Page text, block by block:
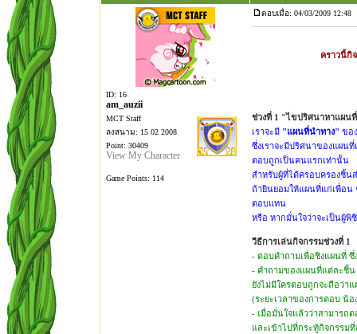
ID: 16
am_auzii
MCT Staff
ลงสนาม: 15 02 2008
Point: 30409
View My Character
Game Points: 114
ตอบเมื่อ: 04/03/2009 12:48
คราวนี้กิ
ช่วงที่ 1 "ไขปริศนาหาแผน
เราจะมี "แผนที่นำทาง" ขอ
ซึ่งเราจะมีปริศนาของแผน
ตอบถูกเป็นคนแรกเท่านั้น
สำหรับผู้ที่ได้ครอบครองชิ้น
ถ้ายินยอมให้แผนที่แก่เพื่อน
ตอบแทน
หรือ หากมั่นใจว่าจะเป็นผู้
วีธีการเล่นกิจกรรมช่วงที่ 1
- ตอบคำถามเพื่อชิงแผนที่
- คำถามของแผนที่แต่ละชิ้น
ยังไม่มีใครตอบถูกจะถือว่า
(ระยะเวลาของการตอบ น้
- เมื่อมั่นใจแล้วว่าสามารถ
และเข้าไปที่กระทู้กิจกรรม